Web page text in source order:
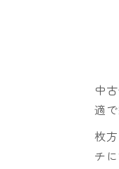
中
適
枚
チ